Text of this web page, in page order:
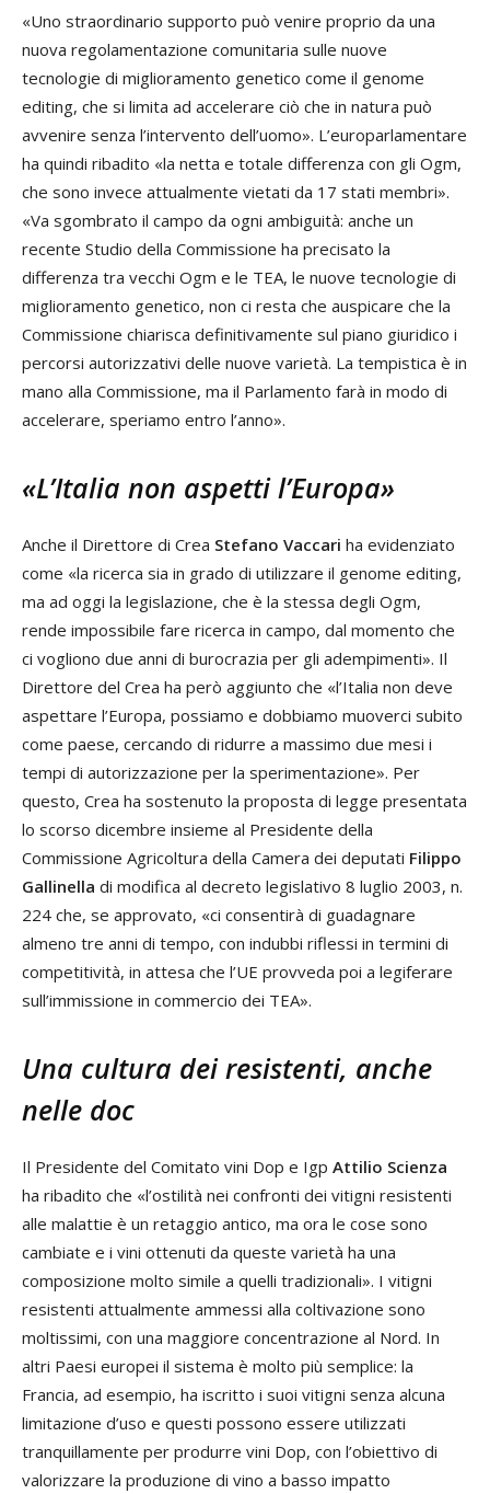
«Uno straordinario supporto può venire proprio da una
nuova regolamentazione comunitaria sulle nuove
tecnologie di miglioramento genetico come il genome
editing, che si limita ad accelerare ciò che in natura può
avvenire senza l’intervento dell’uomo». L’europarlamentare
ha quindi ribadito «la netta e totale differenza con gli Ogm,
che sono invece attualmente vietati da 17 stati membri».
«Va sgombrato il campo da ogni ambiguità: anche un
recente Studio della Commissione ha precisato la
differenza tra vecchi Ogm e le TEA, le nuove tecnologie di
miglioramento genetico, non ci resta che auspicare che la
Commissione chiarisca definitivamente sul piano giuridico i
percorsi autorizzativi delle nuove varietà. La tempistica è in
mano alla Commissione, ma il Parlamento farà in modo di
accelerare, speriamo entro l’anno».
«L’Italia non aspetti l’Europa»
Anche il Direttore di Crea Stefano Vaccari ha evidenziato
come «la ricerca sia in grado di utilizzare il genome editing,
ma ad oggi la legislazione, che è la stessa degli Ogm,
rende impossibile fare ricerca in campo, dal momento che
ci vogliono due anni di burocrazia per gli adempimenti». Il
Direttore del Crea ha però aggiunto che «l’Italia non deve
aspettare l’Europa, possiamo e dobbiamo muoverci subito
come paese, cercando di ridurre a massimo due mesi i
tempi di autorizzazione per la sperimentazione». Per
questo, Crea ha sostenuto la proposta di legge presentata
lo scorso dicembre insieme al Presidente della
Commissione Agricoltura della Camera dei deputati Filippo
Gallinella di modifica al decreto legislativo 8 luglio 2003, n.
224 che, se approvato, «ci consentirà di guadagnare
almeno tre anni di tempo, con indubbi riflessi in termini di
competitività, in attesa che l’UE provveda poi a legiferare
sull’immissione in commercio dei TEA».
Una cultura dei resistenti, anche
nelle doc
Il Presidente del Comitato vini Dop e Igp Attilio Scienza
ha ribadito che «l’ostilità nei confronti dei vitigni resistenti
alle malattie è un retaggio antico, ma ora le cose sono
cambiate e i vini ottenuti da queste varietà ha una
composizione molto simile a quelli tradizionali». I vitigni
resistenti attualmente ammessi alla coltivazione sono
moltissimi, con una maggiore concentrazione al Nord. In
altri Paesi europei il sistema è molto più semplice: la
Francia, ad esempio, ha iscritto i suoi vitigni senza alcuna
limitazione d’uso e questi possono essere utilizzati
tranquillamente per produrre vini Dop, con l’obiettivo di
valorizzare la produzione di vino a basso impatto